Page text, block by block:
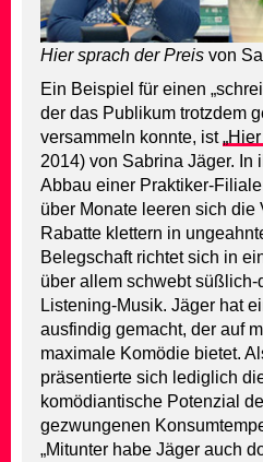
Hier sprach der Preis von
Ein Beispiel für einen
der das Publikum trotzdem
versammeln konnte, ist
2014) von Sabrina Jäger. In
Abbau einer Praktiker-
über Monate leeren sich die
Rabatte klettern in
Belegschaft richtet sich in
über allem schwebt
Listening-Musik. Jäger hat
ausfindig gemacht, der auf
maximale Komödie bietet.
präsentierte sich lediglich
komödiantische Potenzial
gezwungenen
„Mitunter habe Jäger auch